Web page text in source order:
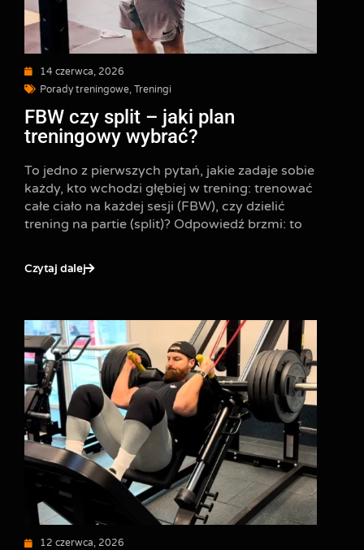
14 czerwca, 2026
Porady treningowe, Treningi
FBW czy split – jaki plan
treningowy wybrać?
To jedno z pierwszych pytań, jakie zadaje sobie
każdy, kto wchodzi głębiej w trening: trenować
całe ciało na każdej sesji (FBW), czy dzielić
trening na partie (split)? Odpowiedź brzmi: to
Czytaj dalej
12 czerwca, 2026